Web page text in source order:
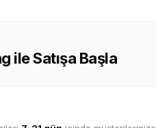
ile Satışa Başla